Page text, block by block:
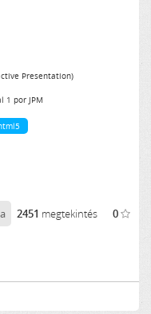
Presentation)
1 por JPM
2451 megtekintés 0